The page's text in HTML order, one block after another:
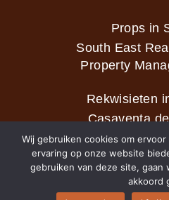
Props in
South East
Property
Rekwisieten
Casaventa
2026 ©
Wij gebruiken cookies om
ervaring op onze website
gebruiken van deze site, gaan
akkoord